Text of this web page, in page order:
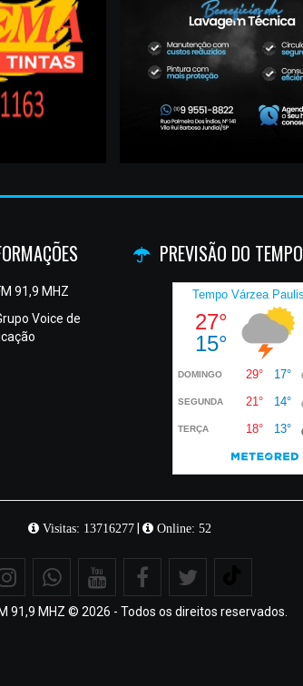
91,9 MHZ
Voice de
PREVISÃO DO TEMPO
Visitas: 13716277 Online: 52
91,9 MHZ © 2026 - Todos os direitos reservados.